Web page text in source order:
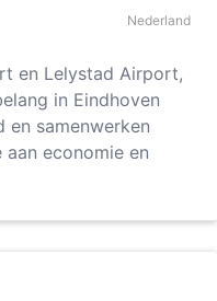
Nederland
en Lelystad Airport,
in Eindhoven
en samenwerken
economie en